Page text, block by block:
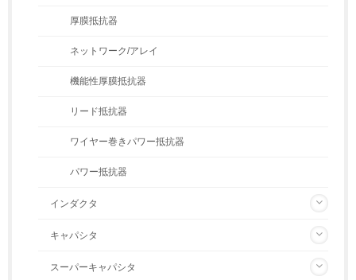
厚膜抵抗器
ネットワーク/アレイ
機能性厚膜抵抗器
リード抵抗器
ワイヤー巻きパワー抵抗器
パワー抵抗器
インダクタ
キャパシタ
スーパーキャパシタ